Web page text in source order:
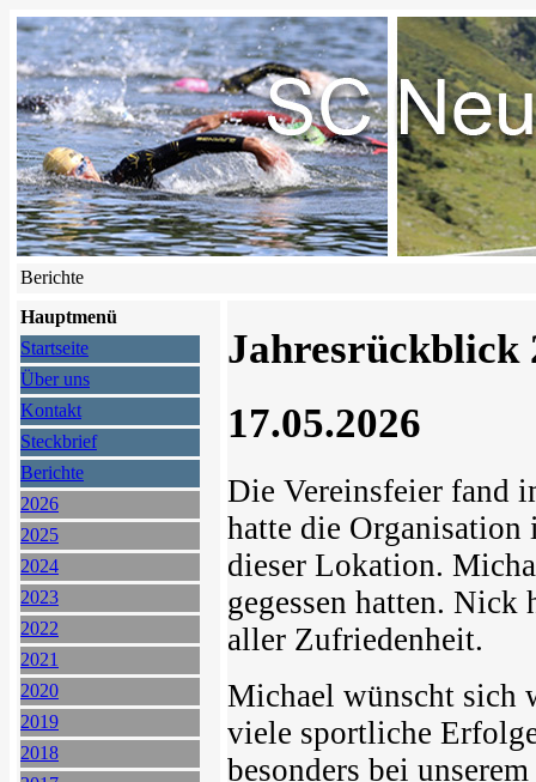
Berichte
Hauptmenü
Startseite
Über uns
Kontakt
Steckbrief
Berichte
2026
2025
2024
2023
2022
2021
2020
2019
2018
Jahresrückblick
17.05.2026
Die Vereinsfeier fand
hatte die
dieser Lokation.
gegessen hatten. Nick
aller Zufriedenheit.
Michael wünscht sich
viele sportliche
besonders bei